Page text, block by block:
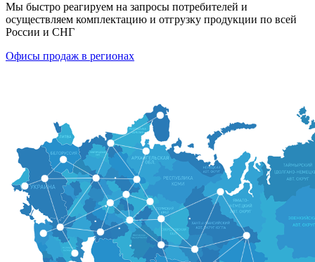
Мы быстро реагируем на запросы потребителей и
осуществляем комплектацию и отгрузку продукции по всей
России и СНГ
Офисы продаж в регионах